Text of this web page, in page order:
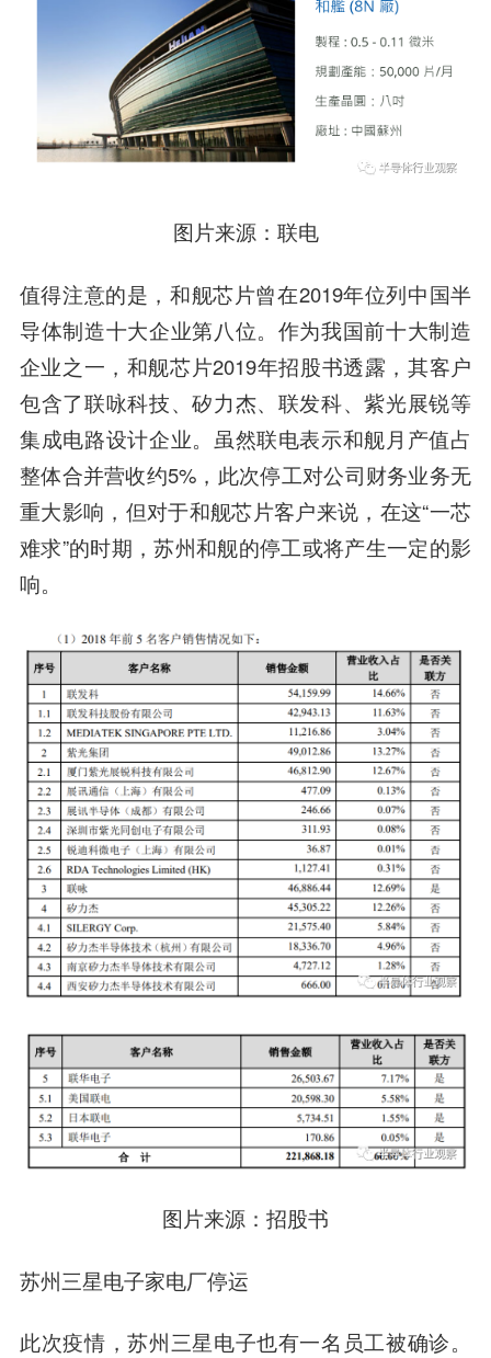
图片来源：联电
值得注意的是，和舰芯片曾在2019年位列中国半
导体制造十大企业第八位。作为我国前十大制造
企业之一，和舰芯片2019年招股书透露，其客户
包含了联咏科技、矽力杰、联发科、紫光展锐等
集成电路设计企业。虽然联电表示和舰月产值占
整体合并营收约5%，此次停工对公司财务业务无
重大影响，但对于和舰芯片客户来说，在这“一芯
难求”的时期，苏州和舰的停工或将产生一定的影
响。
图片来源：招股书
苏州三星电子家电厂停运
此次疫情，苏州三星电子也有一名员工被确诊。